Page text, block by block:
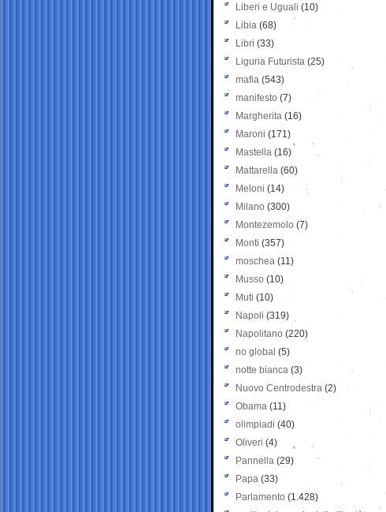
Liberi e Uguali (10)
Libia (68)
Libri (33)
Liguria Futurista (25)
mafia (543)
manifesto (7)
Margherita (16)
Maroni (171)
Mastella (16)
Mattarella (60)
Meloni (14)
Milano (300)
Montezemolo (7)
Monti (357)
moschea (11)
Musso (10)
Muti (10)
Napoli (319)
Napolitano (220)
no global (5)
notte bianca (3)
Nuovo Centrodestra (2)
Obama (11)
olimpiadi (40)
Oliveri (4)
Pannella (29)
Papa (33)
Parlamento (1.428)